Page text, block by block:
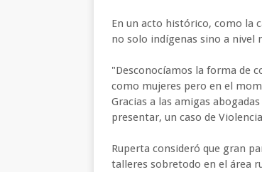
En un acto histórico, como la
no solo indígenas sino a nivel
"Desconocíamos la forma de
como mujeres pero en el
Gracias a las amigas
presentar, un caso de
Ruperta consideró que gran
talleres sobretodo en el área